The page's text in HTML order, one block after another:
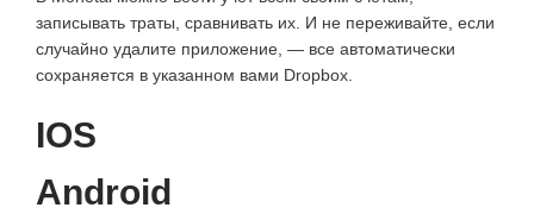
записывать траты, сравнивать их. И не переживайте, если
случайно удалите приложение, — все автоматически
сохраняется в указанном вами Dropbox.
IOS
Android